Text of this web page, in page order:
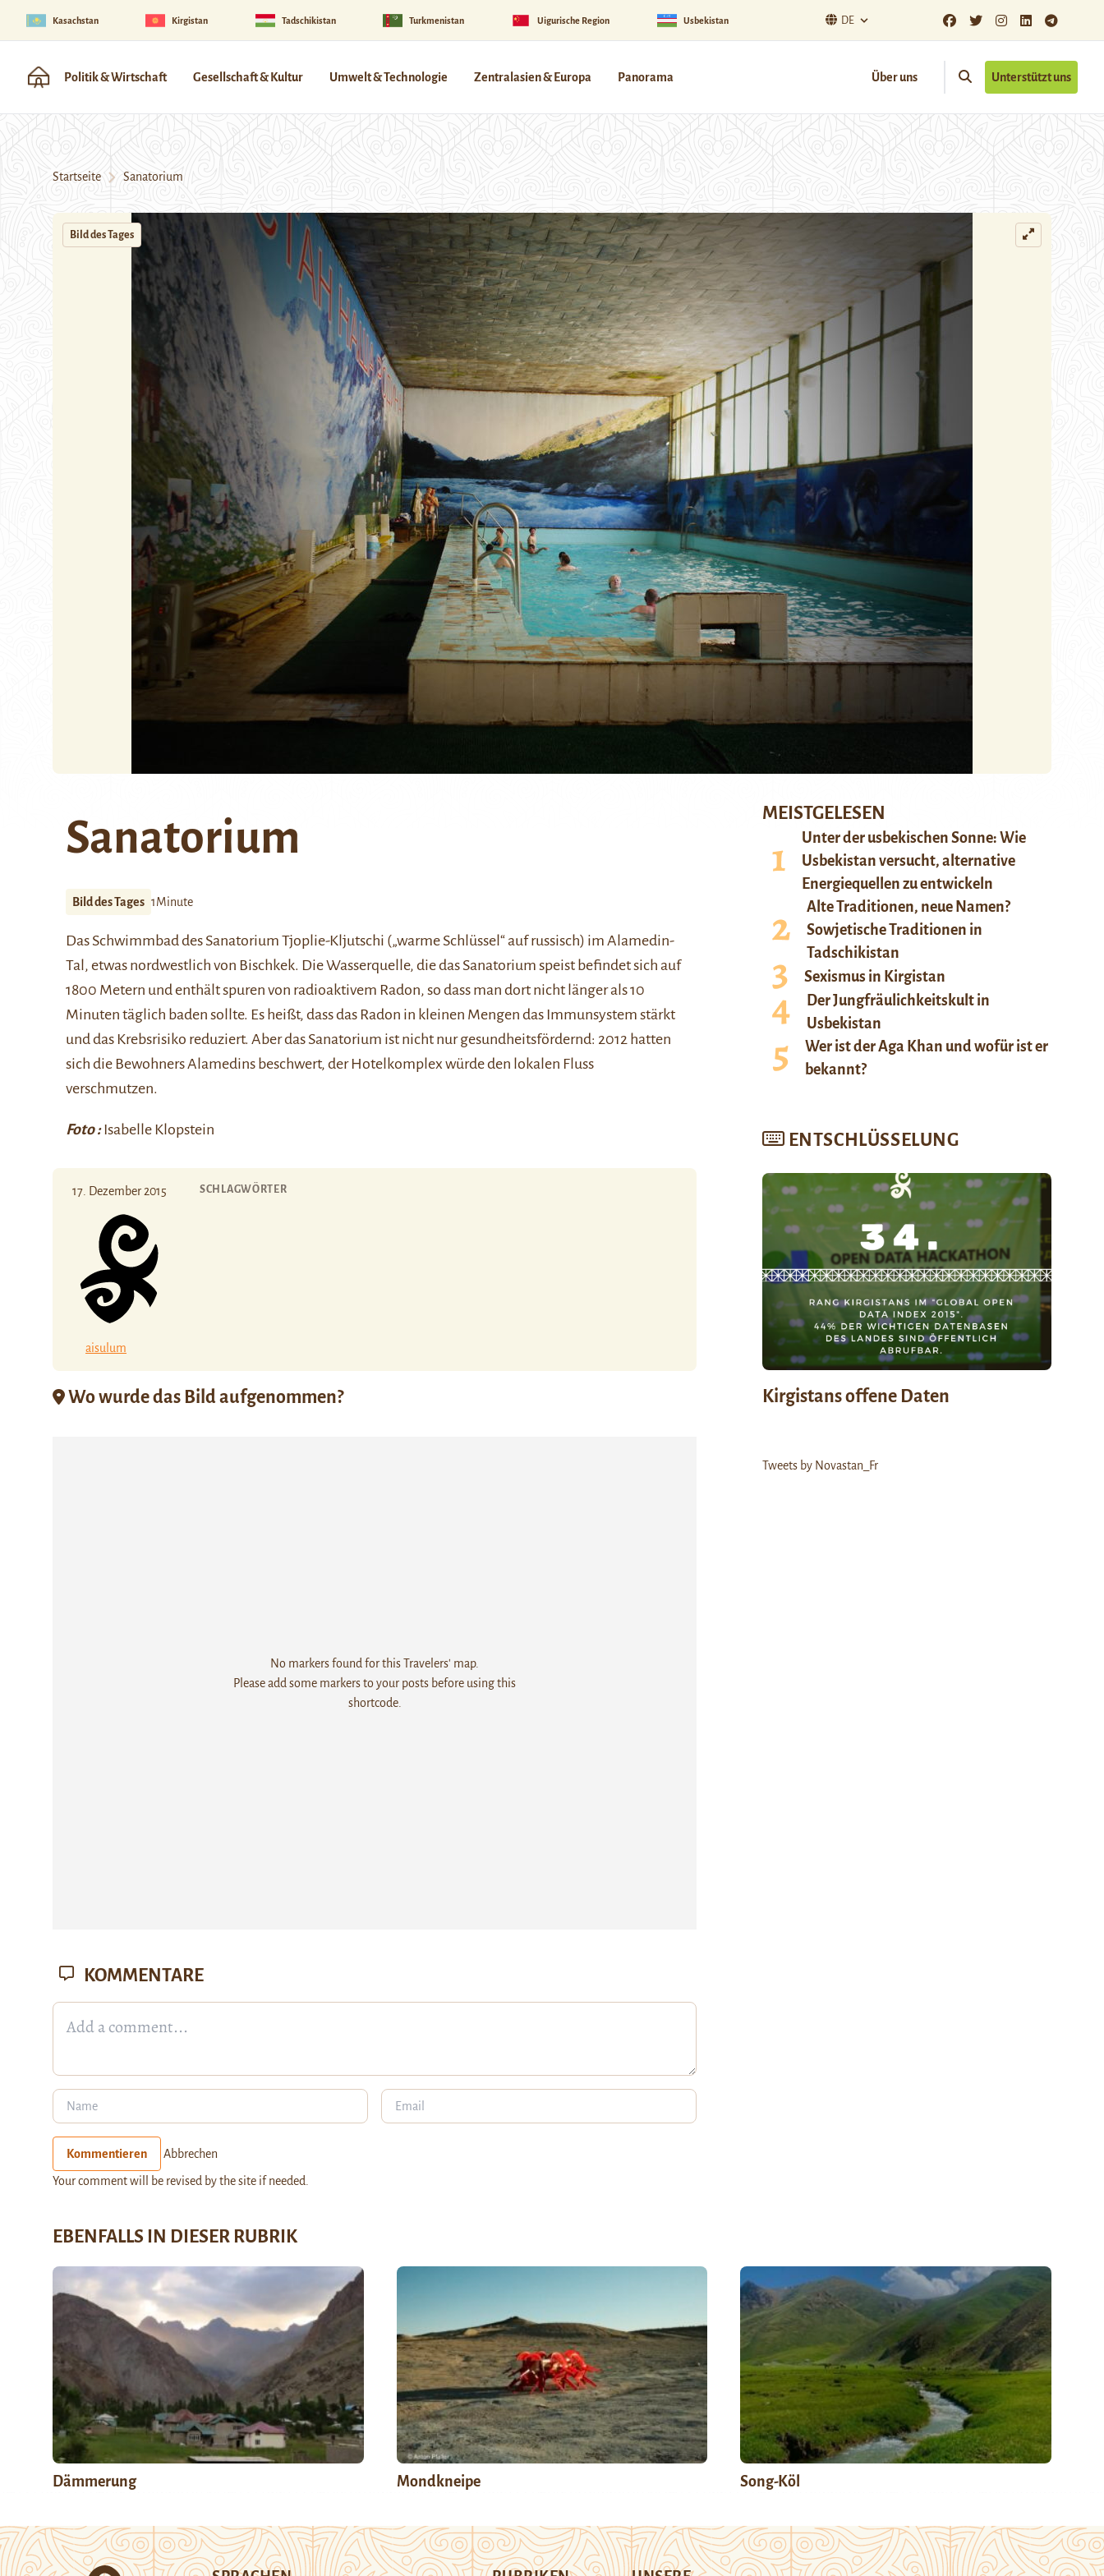
Kasachstan Kirgistan Tadschikistan Turkmenistan Uigurische Region Usbekistan DE
Politik & Wirtschaft Gesellschaft & Kultur Umwelt & Technologie Zentralasien & Europa Panorama Über uns Unterstützt uns
Startseite Sanatorium
Bild des Tages
Sanatorium
Bild des Tages 1Minute
Das Schwimmbad des Sanatorium Tjoplie-Kljutschi („warme Schlüssel“ auf russisch) im Alamedin-
Tal, etwas nordwestlich von Bischkek. Die Wasserquelle, die das Sanatorium speist befindet sich auf
1800 Metern und enthält spuren von radioaktivem Radon, so dass man dort nicht länger als 10
Minuten täglich baden sollte. Es heißt, dass das Radon in kleinen Mengen das Immunsystem stärkt
und das Krebsrisiko reduziert. Aber das Sanatorium ist nicht nur gesundheitsfördernd: 2012 hatten
sich die Bewohners Alamedins beschwert, der Hotelkomplex würde den lokalen Fluss
verschmutzen.
Foto : Isabelle Klopstein
17. Dezember 2015
aisulum
SCHLAGWÖRTER
Wo wurde das Bild aufgenommen?
No markers found for this Travelers' map.
Please add some markers to your posts before using this
shortcode.
MEISTGELESEN
Unter der usbekischen Sonne: Wie
Usbekistan versucht, alternative
Energiequellen zu entwickeln
Alte Traditionen, neue Namen?
Sowjetische Traditionen in
Tadschikistan
Sexismus in Kirgistan
Der Jungfräulichkeitskult in
Usbekistan
Wer ist der Aga Khan und wofür ist er
bekannt?
ENTSCHLÜSSELUNG
Kirgistans offene Daten
Tweets by Novastan_Fr
KOMMENTARE
Kommentieren Abbrechen
Your comment will be revised by the site if needed.
EBENFALLS IN DIESER RUBRIK
Dämmerung Mondkneipe Song-Köl